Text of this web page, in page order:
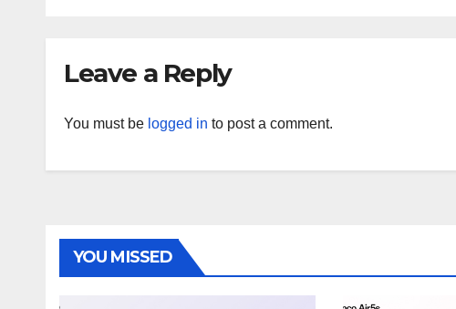
Leave a Reply
You must be logged in to post a comment.
YOU MISSED